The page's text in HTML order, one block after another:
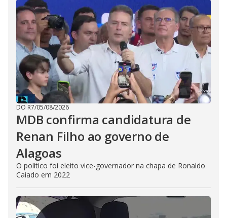
DO R7/05/08/2026
MDB confirma candidatura de
Renan Filho ao governo de
Alagoas
O político foi eleito vice-governador na chapa de Ronaldo
Caiado em 2022